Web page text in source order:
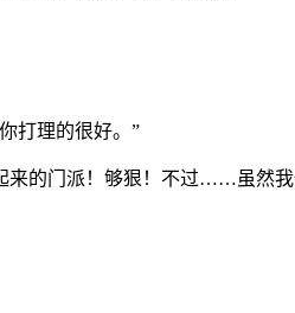
打理的很好。”
来的门派！够狠！不过……虽